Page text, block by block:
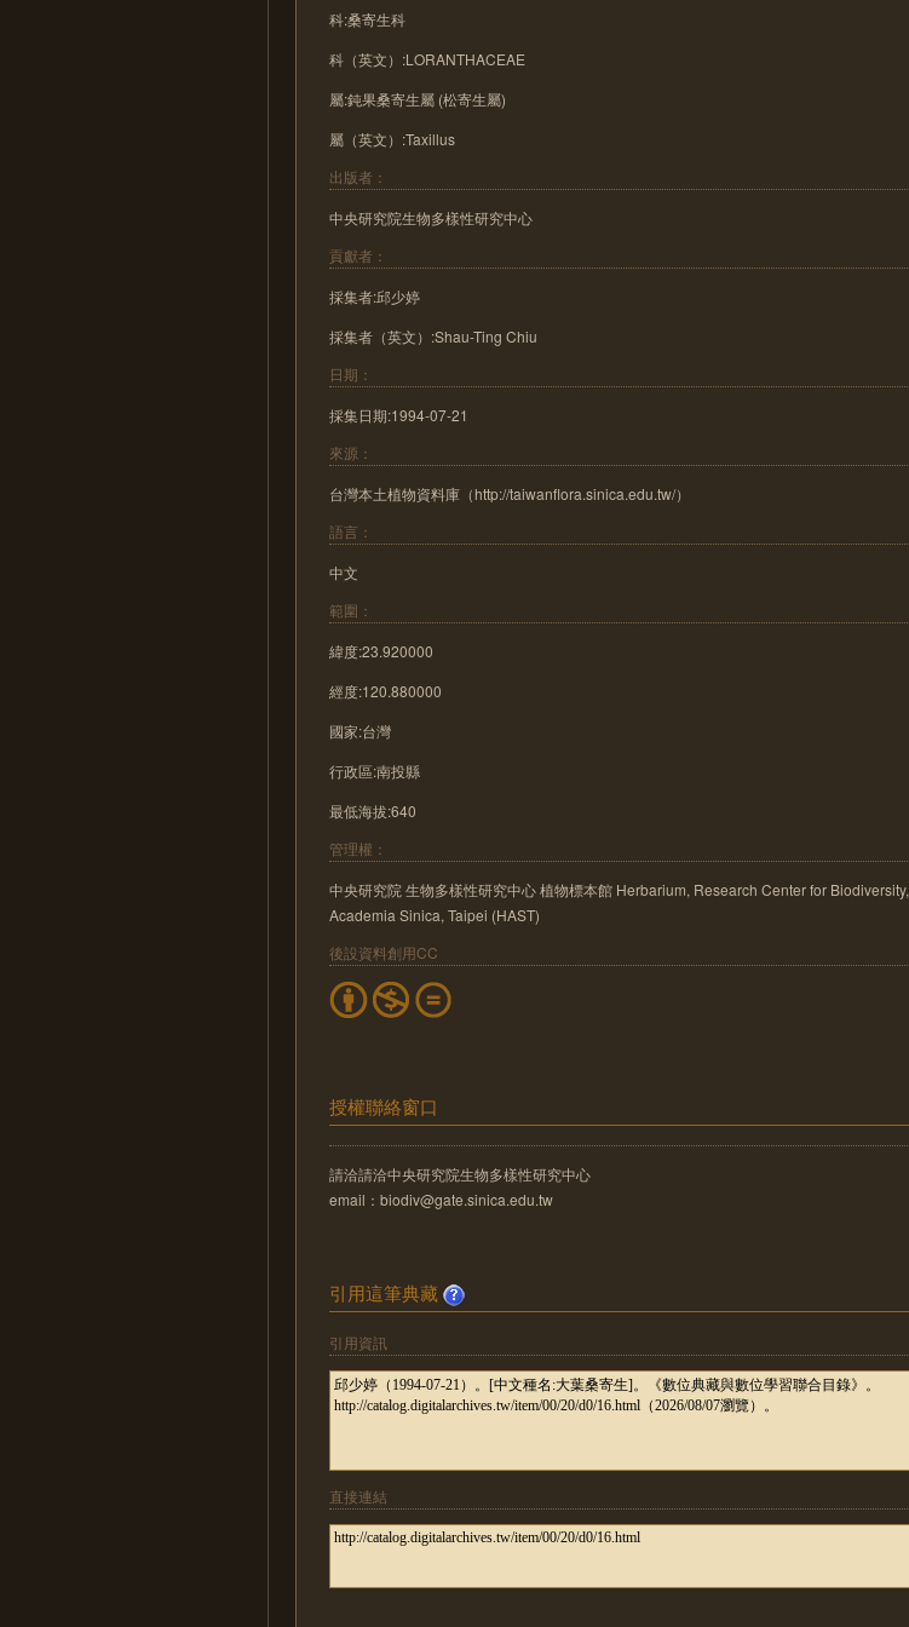
科:桑寄生科
科（英文）:LORANTHACEAE
屬:鈍果桑寄生屬 (松寄生屬)
屬（英文）:Taxillus
出版者：
中央研究院生物多樣性研究中心
貢獻者：
採集者:邱少婷
採集者（英文）:Shau-Ting Chiu
日期：
採集日期:1994-07-21
來源：
台灣本土植物資料庫（http://taiwanflora.sinica.edu.tw/）
語言：
中文
範圍：
緯度:23.920000
經度:120.880000
國家:台灣
行政區:南投縣
最低海拔:640
管理權：
中央研究院 生物多樣性研究中心 植物標本館 Herbarium, Research Center for Biodiversity,
Academia Sinica, Taipei (HAST)
後設資料創用CC
授權聯絡窗口
請洽請洽中央研究院生物多樣性研究中心
email：biodiv@gate.sinica.edu.tw
引用這筆典藏
引用資訊
直接連結